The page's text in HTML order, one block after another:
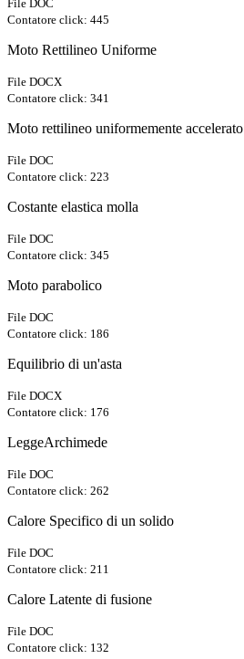
File DOC
Contatore click: 445
Moto Rettilineo Uniforme
File DOCX
Contatore click: 341
Moto rettilineo uniformemente accelerato
File DOC
Contatore click: 223
Costante elastica molla
File DOC
Contatore click: 345
Moto parabolico
File DOC
Contatore click: 186
Equilibrio di un'asta
File DOCX
Contatore click: 176
LeggeArchimede
File DOC
Contatore click: 262
Calore Specifico di un solido
File DOC
Contatore click: 211
Calore Latente di fusione
File DOC
Contatore click: 132